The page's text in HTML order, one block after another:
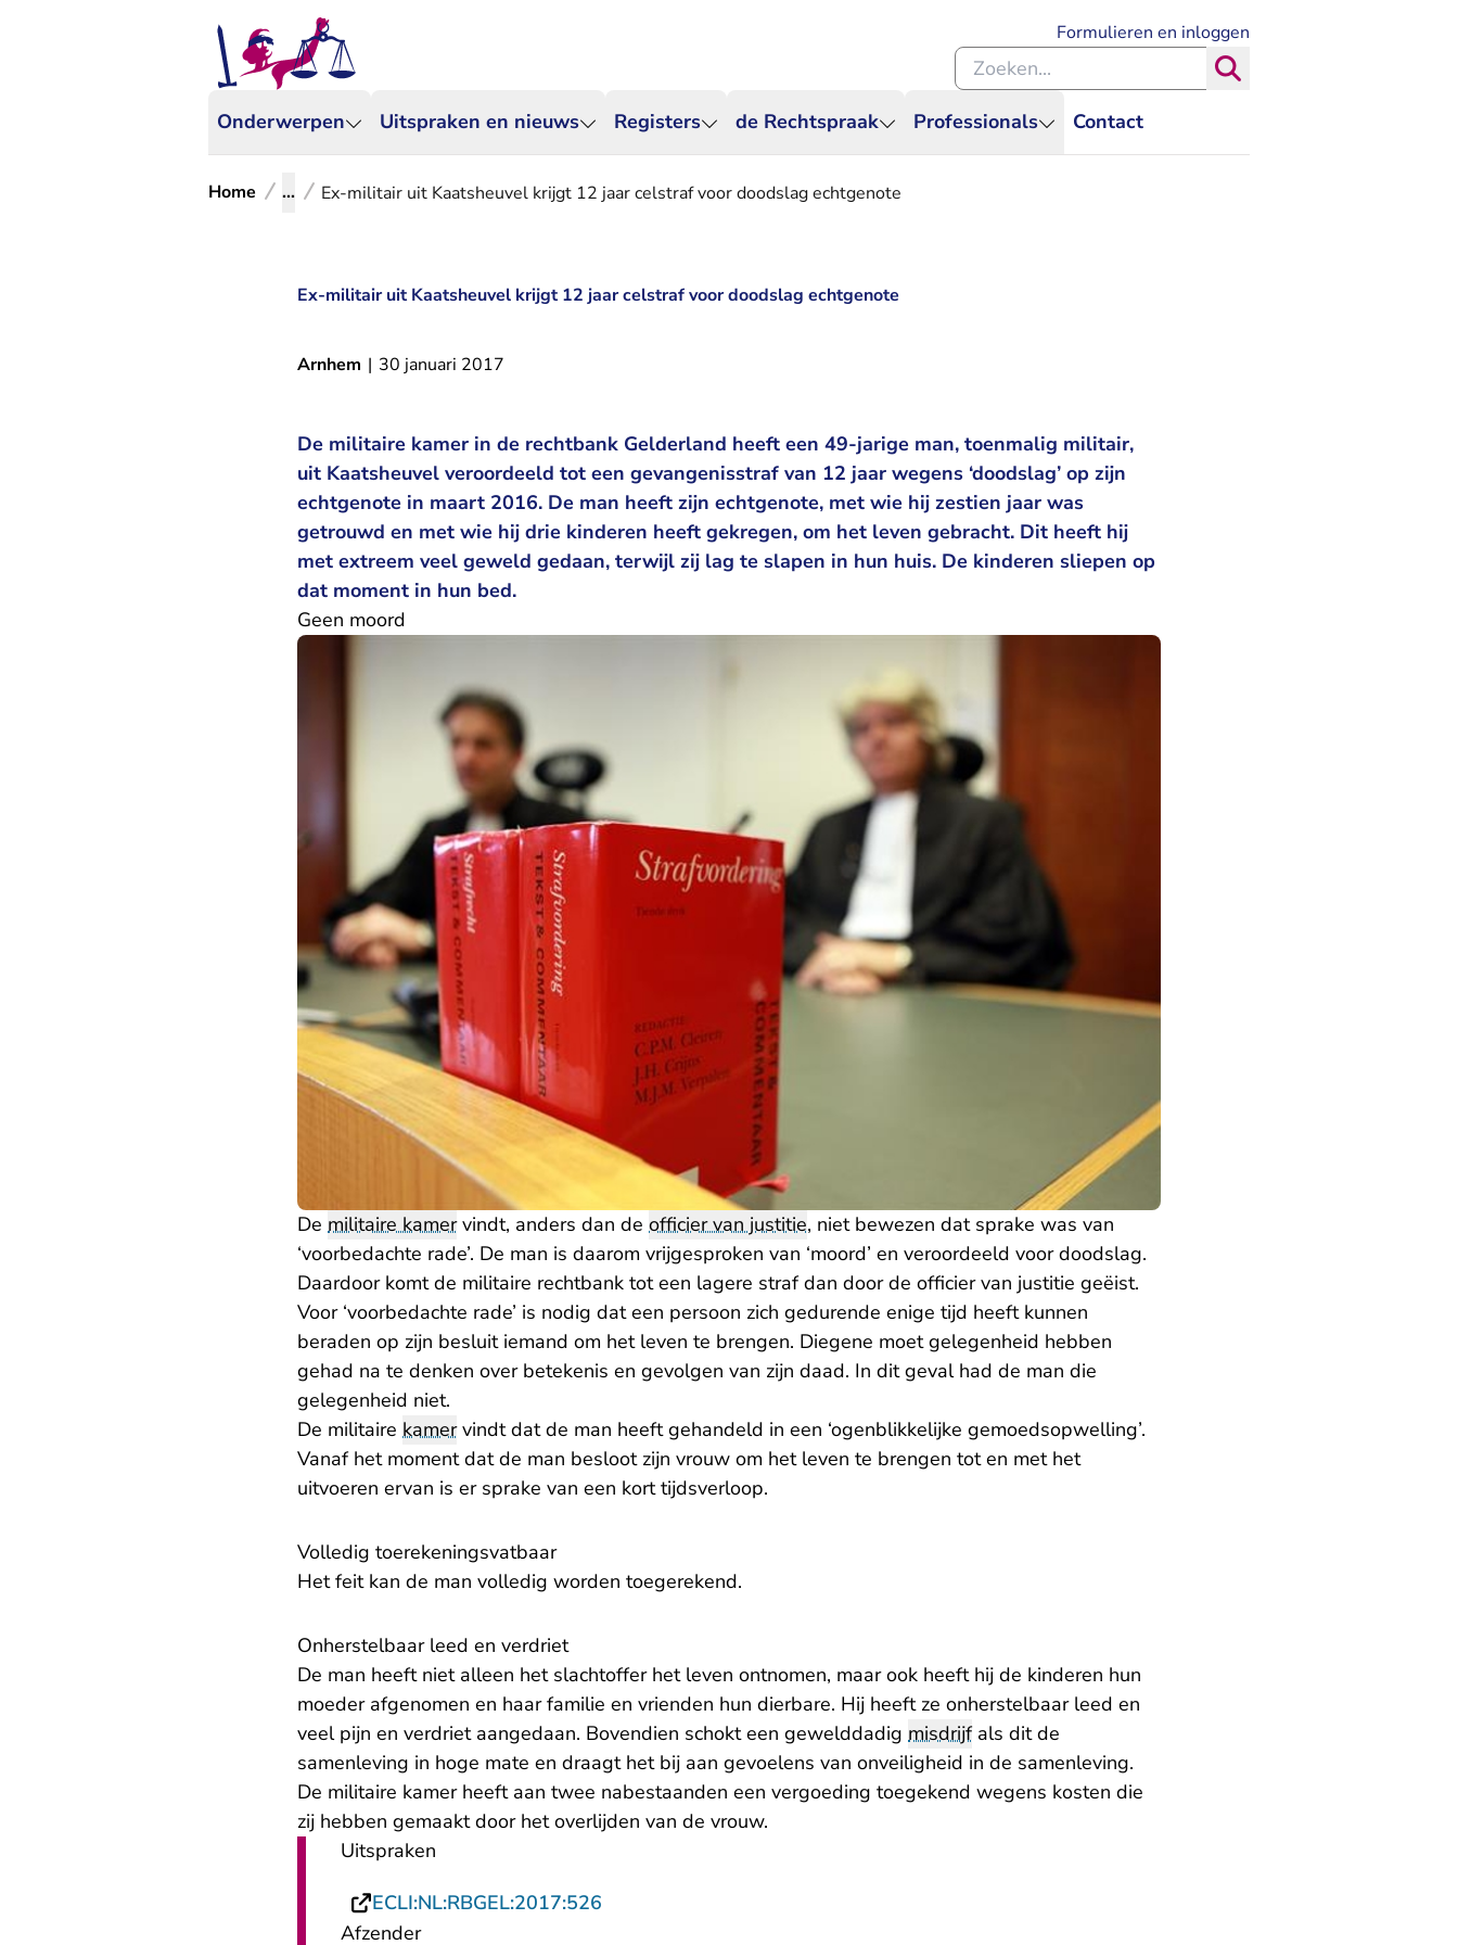
Onderwerpen Uitspraken en nieuws Registers de Rechtspraak Professionals Contact
Formulieren en inloggen
Zoeken binnen de Rechtspraak
Home ... Ex-militair uit Kaatsheuvel krijgt 12 jaar celstraf voor doodslag echtgenote
Ex-militair uit Kaatsheuvel krijgt 12 jaar celstraf voor doodslag echtgenote
Arnhem | 30 januari 2017
De militaire kamer in de rechtbank Gelderland heeft een 49-jarige man, toenmalig militair,
uit Kaatsheuvel veroordeeld tot een gevangenisstraf van 12 jaar wegens ‘doodslag’ op zijn
echtgenote in maart 2016. De man heeft zijn echtgenote, met wie hij zestien jaar was
getrouwd en met wie hij drie kinderen heeft gekregen, om het leven gebracht. Dit heeft hij
met extreem veel geweld gedaan, terwijl zij lag te slapen in hun huis. De kinderen sliepen op
dat moment in hun bed.
Geen moord
De militaire kamervindt, anders dan de officier van justitie, niet bewezen dat sprake was van
‘voorbedachte rade’. De man is daarom vrijgesproken van ‘moord’ en veroordeeld voor doodslag.
Daardoor komt de militaire rechtbank tot een lagere straf dan door de officier van justitie geëist.
Voor ‘voorbedachte rade’ is nodig dat een persoon zich gedurende enige tijd heeft kunnen
beraden op zijn besluit iemand om het leven te brengen. Diegene moet gelegenheid hebben
gehad na te denken over betekenis en gevolgen van zijn daad. In dit geval had de man die
gelegenheid niet.
De militaire kamervindt dat de man heeft gehandeld in een ‘ogenblikkelijke gemoedsopwelling’.
Vanaf het moment dat de man besloot zijn vrouw om het leven te brengen tot en met het
uitvoeren ervan is er sprake van een kort tijdsverloop.
Volledig toerekeningsvatbaar
Het feit kan de man volledig worden toegerekend.
Onherstelbaar leed en verdriet
De man heeft niet alleen het slachtoffer het leven ontnomen, maar ook heeft hij de kinderen hun
moeder afgenomen en haar familie en vrienden hun dierbare. Hij heeft ze onherstelbaar leed en
veel pijn en verdriet aangedaan. Bovendien schokt een gewelddadig misdrijfals dit de
samenleving in hoge mate en draagt het bij aan gevoelens van onveiligheid in de samenleving.
De militaire kamer heeft aan twee nabestaanden een vergoeding toegekend wegens kosten die
zij hebben gemaakt door het overlijden van de vrouw.
Uitspraken
ECLI:NL:RBGEL:2017:526
Afzender